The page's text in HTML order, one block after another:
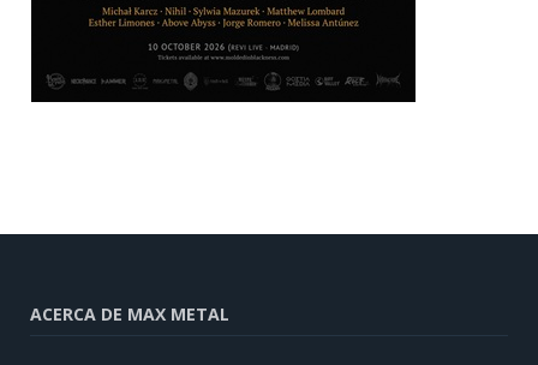
ACERCA DE MAX METAL